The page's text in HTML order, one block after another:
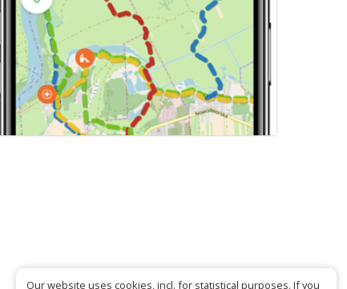
Our website uses cookies, incl. for statistical purposes. If you